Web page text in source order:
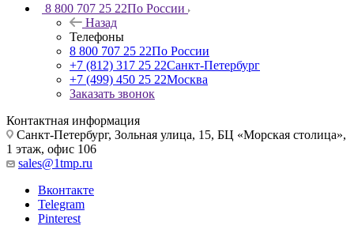
8 800 707 25 22По России
Назад
Телефоны
8 800 707 25 22По России
+7 (812) 317 25 22Санкт-Петербург
+7 (499) 450 25 22Москва
Заказать звонок
Контактная информация
Санкт-Петербург, Зольная улица, 15, БЦ «Морская столица»,
1 этаж, офис 106
sales@1tmp.ru
Вконтакте
Telegram
Pinterest